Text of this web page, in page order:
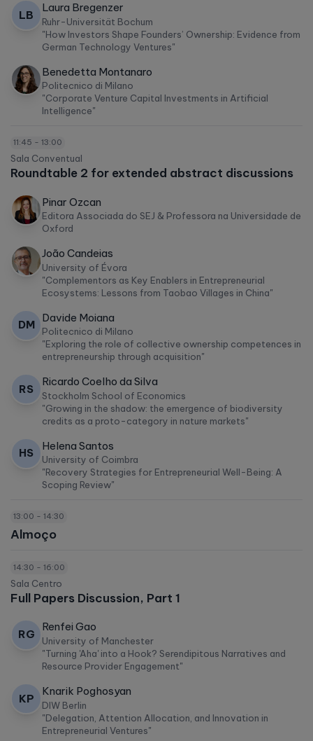
LB
Laura Bregenzer
Ruhr-Universität Bochum
"How Investors Shape Founders’ Ownership: Evidence from
German Technology Ventures"
Benedetta Montanaro
Politecnico di Milano
"Corporate Venture Capital Investments in Artificial
Intelligence"
11:45 - 13:00
Sala Conventual
Roundtable 2 for extended abstract discussions
Pinar Ozcan
Editora Associada do SEJ & Professora na Universidade de
Oxford
João Candeias
University of Évora
"Complementors as Key Enablers in Entrepreneurial
Ecosystems: Lessons from Taobao Villages in China"
DM
Davide Moiana
Politecnico di Milano
"Exploring the role of collective ownership competences in
entrepreneurship through acquisition"
RS
Ricardo Coelho da Silva
Stockholm School of Economics
"Growing in the shadow: the emergence of biodiversity
credits as a proto-category in nature markets"
HS
Helena Santos
University of Coimbra
"Recovery Strategies for Entrepreneurial Well-Being: A
Scoping Review"
13:00 - 14:30
Almoço
14:30 - 16:00
Sala Centro
Full Papers Discussion, Part 1
RG
Renfei Gao
University of Manchester
"Turning 'Aha' into a Hook? Serendipitous Narratives and
Resource Provider Engagement"
KP
Knarik Poghosyan
DIW Berlin
"Delegation, Attention Allocation, and Innovation in
Entrepreneurial Ventures"